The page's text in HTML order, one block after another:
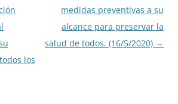
los
medidas preventivas a su
alcance para preservar la
salud de todos. (16/5/2020) →